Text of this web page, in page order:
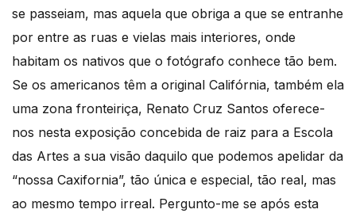
se passeiam, mas aquela que obriga a que se entranhe
por entre as ruas e vielas mais interiores, onde
habitam os nativos que o fotógrafo conhece tão bem.
Se os americanos têm a original Califórnia, também ela
uma zona fronteiriça, Renato Cruz Santos oferece-
nos nesta exposição concebida de raiz para a Escola
das Artes a sua visão daquilo que podemos apelidar da
“nossa Caxifornia”, tão única e especial, tão real, mas
ao mesmo tempo irreal. Pergunto-me se após esta